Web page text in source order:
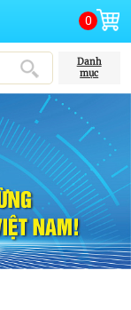
0
Danh
mục